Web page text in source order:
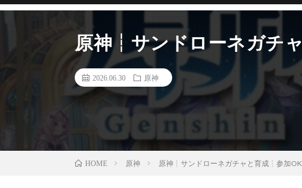
原神┆サンドローネガチ
2026.06.30 原神
HOME 原神 原神┆サンドローネガチャと育成┆参加OK